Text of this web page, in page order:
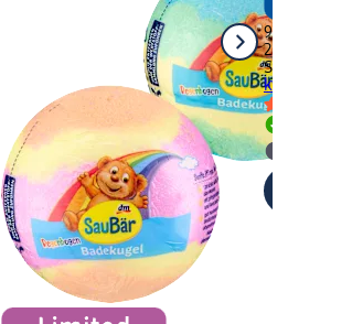
99,00 Kč
250 ml
SauBär
květinový